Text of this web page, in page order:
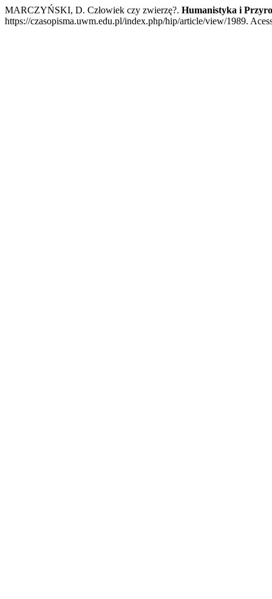
MARCZYŃSKI, D. Człowiek czy zwierzę?. Humanistyka i
https://czasopisma.uwm.edu.pl/index.php/hip/article/view/1989.